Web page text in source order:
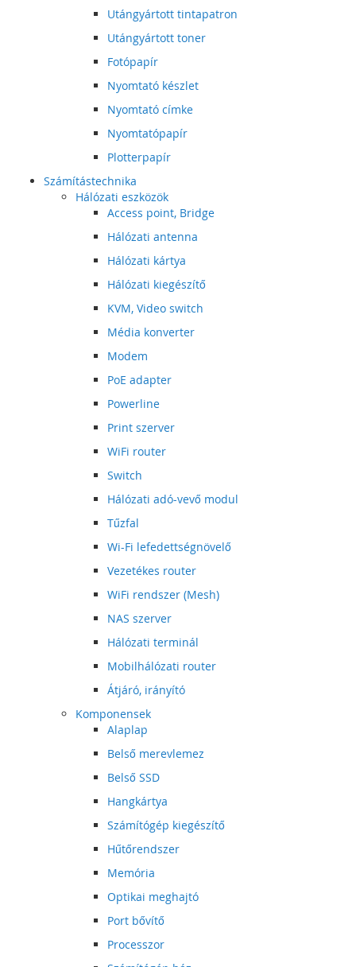
Utángyártott tintapatron
Utángyártott toner
Fotópapír
Nyomtató készlet
Nyomtató címke
Nyomtatópapír
Plotterpapír
Számítástechnika
Hálózati eszközök
Access point, Bridge
Hálózati antenna
Hálózati kártya
Hálózati kiegészítő
KVM, Video switch
Média konverter
Modem
PoE adapter
Powerline
Print szerver
WiFi router
Switch
Hálózati adó-vevő modul
Tűzfal
Wi-Fi lefedettségnövelő
Vezetékes router
WiFi rendszer (Mesh)
NAS szerver
Hálózati terminál
Mobilhálózati router
Átjáró, irányító
Komponensek
Alaplap
Belső merevlemez
Belső SSD
Hangkártya
Számítógép kiegészítő
Hűtőrendszer
Memória
Optikai meghajtó
Port bővítő
Processzor